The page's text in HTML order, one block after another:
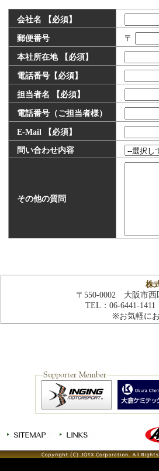
会社名 【必須】
郵便番号 〒
本社所在地 【必須】
電話番号【必須】
担当者名 【必須】
電話番号（ご担当者様）
E-Mail 【必須】
問い合わせ内容
その他の質問
株
〒550-0002 大阪市
TEL：06-6441-1411
※お気軽に